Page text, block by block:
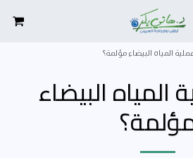
المياه البيضاء مؤلمة؟
البيضاء